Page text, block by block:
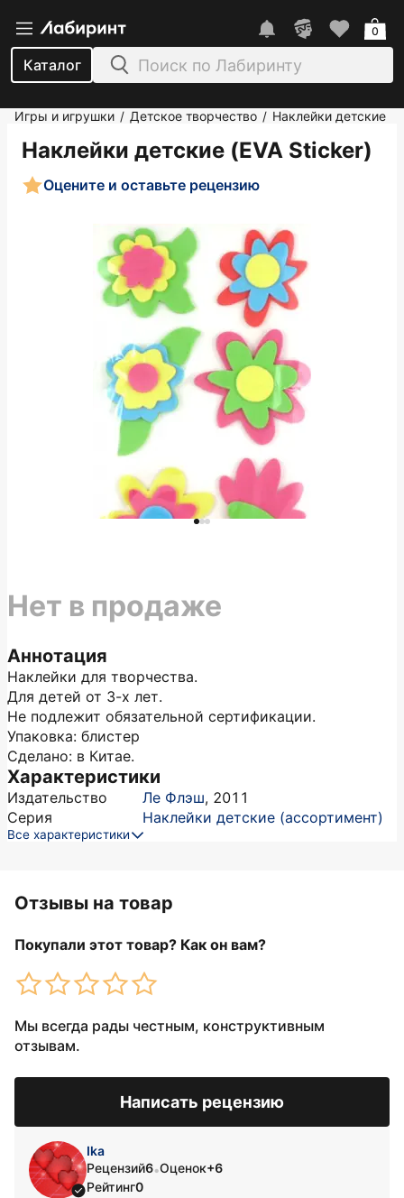
Каталог
0
Игры и игрушки / Детское творчество / Наклейки детские
Наклейки детские (EVA Sticker)
Оцените и оставьте рецензию
Аннотация
Наклейки для творчества.
Для детей от 3-х лет.
Не подлежит обязательной сертификации.
Упаковка: блистер
Сделано: в Китае.
Характеристики
Издательство Ле Флэш, 2011
Серия
Наклейки детские (ассортимент)
Все характеристики
Нет в продаже
Отзывы на товар
Покупали этот товар? Как он вам?
Мы всегда рады честным, конструктивным
отзывам.
Написать рецензию
Ika
Рецензий6•Оценок+6
Рейтинг0